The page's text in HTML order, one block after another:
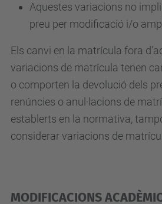
Aquestes variacions no
preu per modificació i/o
Els canvi en la matrícula fora
variacions de matrícula tenen
o comporten la devolució dels
renúncies o anul·lacions de
establerts en la normativa,
considerar variacions de
MODIFICACIONS